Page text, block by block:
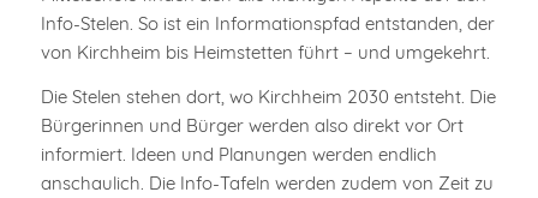
Info-Stelen. So ist ein Informationspfad entstanden, der
von Kirchheim bis Heimstetten führt – und umgekehrt.
Die Stelen stehen dort, wo Kirchheim 2030 entsteht. Die
Bürgerinnen und Bürger werden also direkt vor Ort
informiert. Ideen und Planungen werden endlich
anschaulich. Die Info-Tafeln werden zudem von Zeit zu